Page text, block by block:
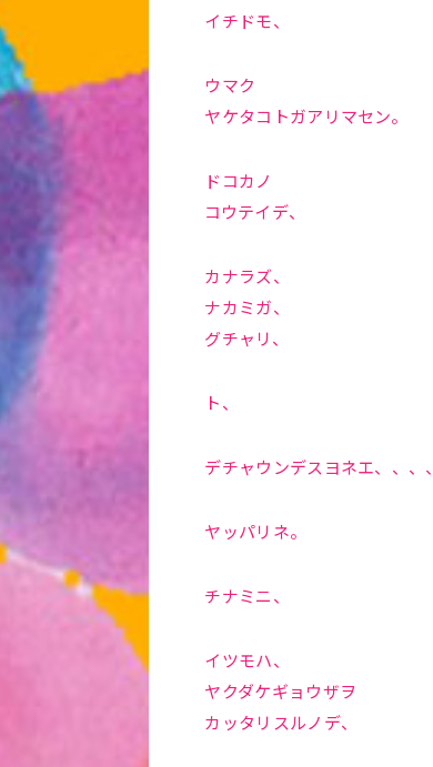
イチドモ、
ウマク
ヤケタコトガアリマセン。
ドコカノ
コウテイデ、
カナラズ、
ナカミガ、
グチャリ、
ト、
デチャウンデスヨネエ、、、、
ヤッパリネ。
チナミニ、
イツモハ、
ヤクダケギョウザヲ
カッタリスルノデ、